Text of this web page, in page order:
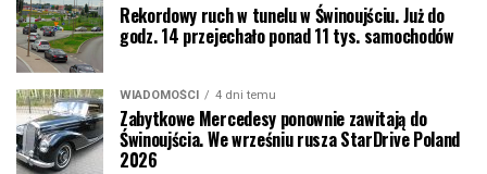
Rekordowy ruch w tunelu w Świnoujściu. Już do
godz. 14 przejechało ponad 11 tys. samochodów
WIADOMOŚCI 4 dni temu
Zabytkowe Mercedesy ponownie zawitają do
Świnoujścia. We wrześniu rusza StarDrive Poland
2026